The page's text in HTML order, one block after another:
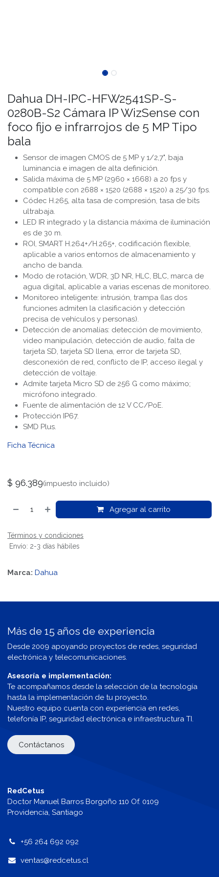
Dahua DH-IPC-HFW2541SP-S-
0280B-S2 Cámara IP WizSense con
foco fijo e infrarrojos de 5 MP Tipo
bala
Sensor de imagen CMOS de 5 MP y 1/2,7", baja
luminancia e imagen de alta definición.
Salida máxima de 5 MP (2960 × 1668) a 20 fps y
compatible con 2688 × 1520 (2688 × 1520) a 25/30 fps.
Códec H.265, alta tasa de compresión, tasa de bits
ultrabaja.
LED IR integrado y la distancia máxima de iluminación
es de 30 m.
ROI, SMART H.264+/H.265+, codificación flexible,
aplicable a varios entornos de almacenamiento y
ancho de banda.
Modo de rotación, WDR, 3D NR, HLC, BLC, marca de
agua digital, aplicable a varias escenas de monitoreo.
Monitoreo inteligente: intrusión, trampa (las dos
funciones admiten la clasificación y detección
precisa de vehículos y personas).
Detección de anomalías: detección de movimiento,
video manipulación, detección de audio, falta de
tarjeta SD, tarjeta SD llena, error de tarjeta SD,
desconexión de red, conflicto de IP, acceso ilegal y
detección de voltaje.
Admite tarjeta Micro SD de 256 G como máximo;
micrófono integrado.
Fuente de alimentación de 12 V CC/PoE.
Protección IP67.
SMD Plus.
Ficha Técnica
$ 96.389(impuesto incluido)
Agregar al carrito
Términos y condiciones
Envío: 2-3 días hábiles
Marca: Dahua
Más de 15 años de experiencia
Desde 2009 apoyando proyectos de redes, seguridad
electrónica y telecomunicaciones.
Asesoría e implementación:
Te acompañamos desde la selección de la tecnología
hasta la implementación de tu proyecto.
Nuestro equipo cuenta con experiencia en redes,
telefonía IP, seguridad electrónica e infraestructura TI.
Contáctanos
RedCetus
Doctor Manuel Barros Borgoño 110 Of. 0109
Providencia, Santiago
+56 264 692 092
ventas@redcetus.cl